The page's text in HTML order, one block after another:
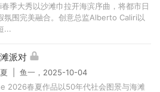
季大秀以沙滩巾拉开海滨序曲，将都市日
氛围完美融合。创意总监Alberto Caliri以
...
派对
| 鱼一，2025-10-04
2026春夏作品以50年代社会图景与海滩